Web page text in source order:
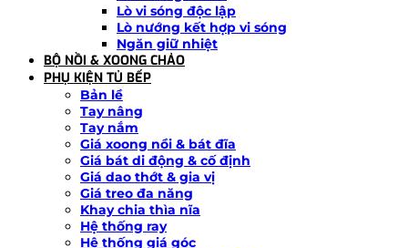
Lò vi sóng độc lập
Lò nướng kết hợp vi sóng
Ngăn giữ nhiệt
BỘ NỒI & XOONG CHẢO
PHỤ KIỆN TỦ BẾP
Bản lề
Tay nâng
Tay nắm
Giá xoong nồi & bát đĩa
Giá bát di động & cố định
Giá dao thớt & gia vị
Giá treo đa năng
Khay chia thìa nĩa
Hệ thống ray
Hệ thống giá góc